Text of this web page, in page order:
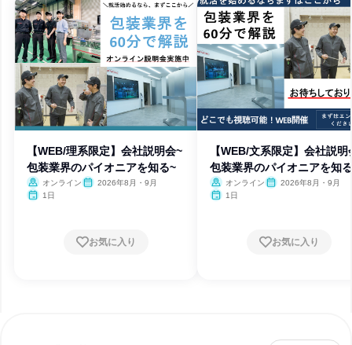
【WEB/理系限定】会社説明会~
包装業界のパイオニアを知る~
オンライン
2026年8月・9月
1日
お気に入り
【WEB/文系限定】会社説明
包装業界のパイオニアを知
オンライン
2026年8月・9月
1日
お気に入り